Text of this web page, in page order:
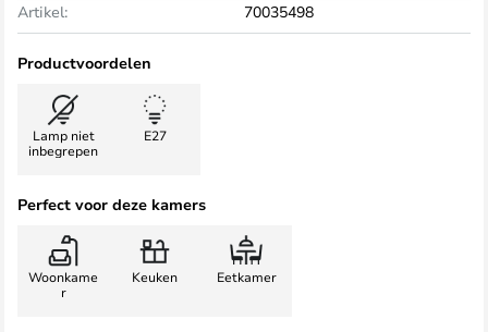
Artikel:
70035498
Productvoordelen
Lamp niet
inbegrepen
E27
Perfect voor deze kamers
Woonkame
r
Keuken Eetkamer